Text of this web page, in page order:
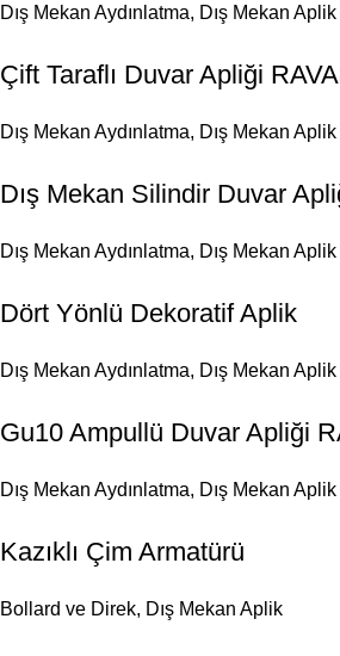
Dış Mekan Aydınlatma, Dış Mekan Aplik
Çift Taraflı Duvar Apliği
Dış Mekan Aydınlatma, Dış Mekan Aplik
Dış Mekan Silindir Duvar
Dış Mekan Aydınlatma, Dış Mekan Aplik
Dört Yönlü Dekoratif Aplik
Dış Mekan Aydınlatma, Dış Mekan Aplik
Gu10 Ampullü Duvar Apliği
Dış Mekan Aydınlatma, Dış Mekan Aplik
Kazıklı Çim Armatürü
Bollard ve Direk, Dış Mekan Aplik